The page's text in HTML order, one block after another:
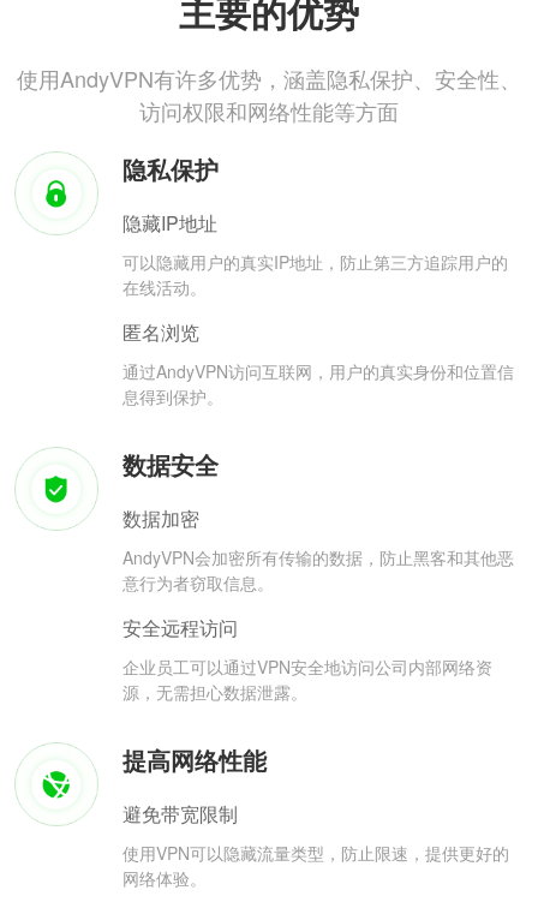
主要的优势
使用AndyVPN有许多优势，涵盖隐私保护、安全性、
访问权限和网络性能等方面
隐私保护
隐藏IP地址
可以隐藏用户的真实IP地址，防止第三方追踪用户的
在线活动。
匿名浏览
通过AndyVPN访问互联网，用户的真实身份和位置信
息得到保护。
数据安全
数据加密
AndyVPN会加密所有传输的数据，防止黑客和其他恶
意行为者窃取信息。
安全远程访问
企业员工可以通过VPN安全地访问公司内部网络资
源，无需担心数据泄露。
提高网络性能
避免带宽限制
使用VPN可以隐藏流量类型，防止限速，提供更好的
网络体验。